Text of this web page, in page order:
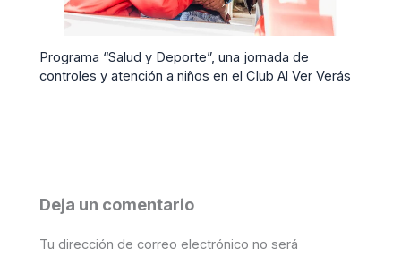
Programa “Salud y Deporte”, una jornada de
controles y atención a niños en el Club Al Ver Verás
Deja un comentario
Tu dirección de correo electrónico no será